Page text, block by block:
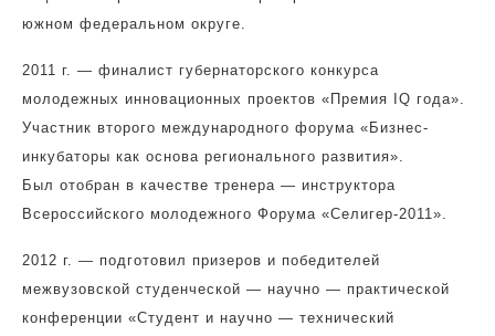
южном федеральном округе.
2011 г. — финалист губернаторского конкурса
молодежных инновационных проектов «Премия IQ года».
Участник второго международного форума «Бизнес-
инкубаторы как основа регионального развития».
Был отобран в качестве тренера — инструктора
Всероссийского молодежного Форума «Селигер-2011».
2012 г. — подготовил призеров и победителей
межвузовской студенческой — научно — практической
конференции «Студент и научно — технический